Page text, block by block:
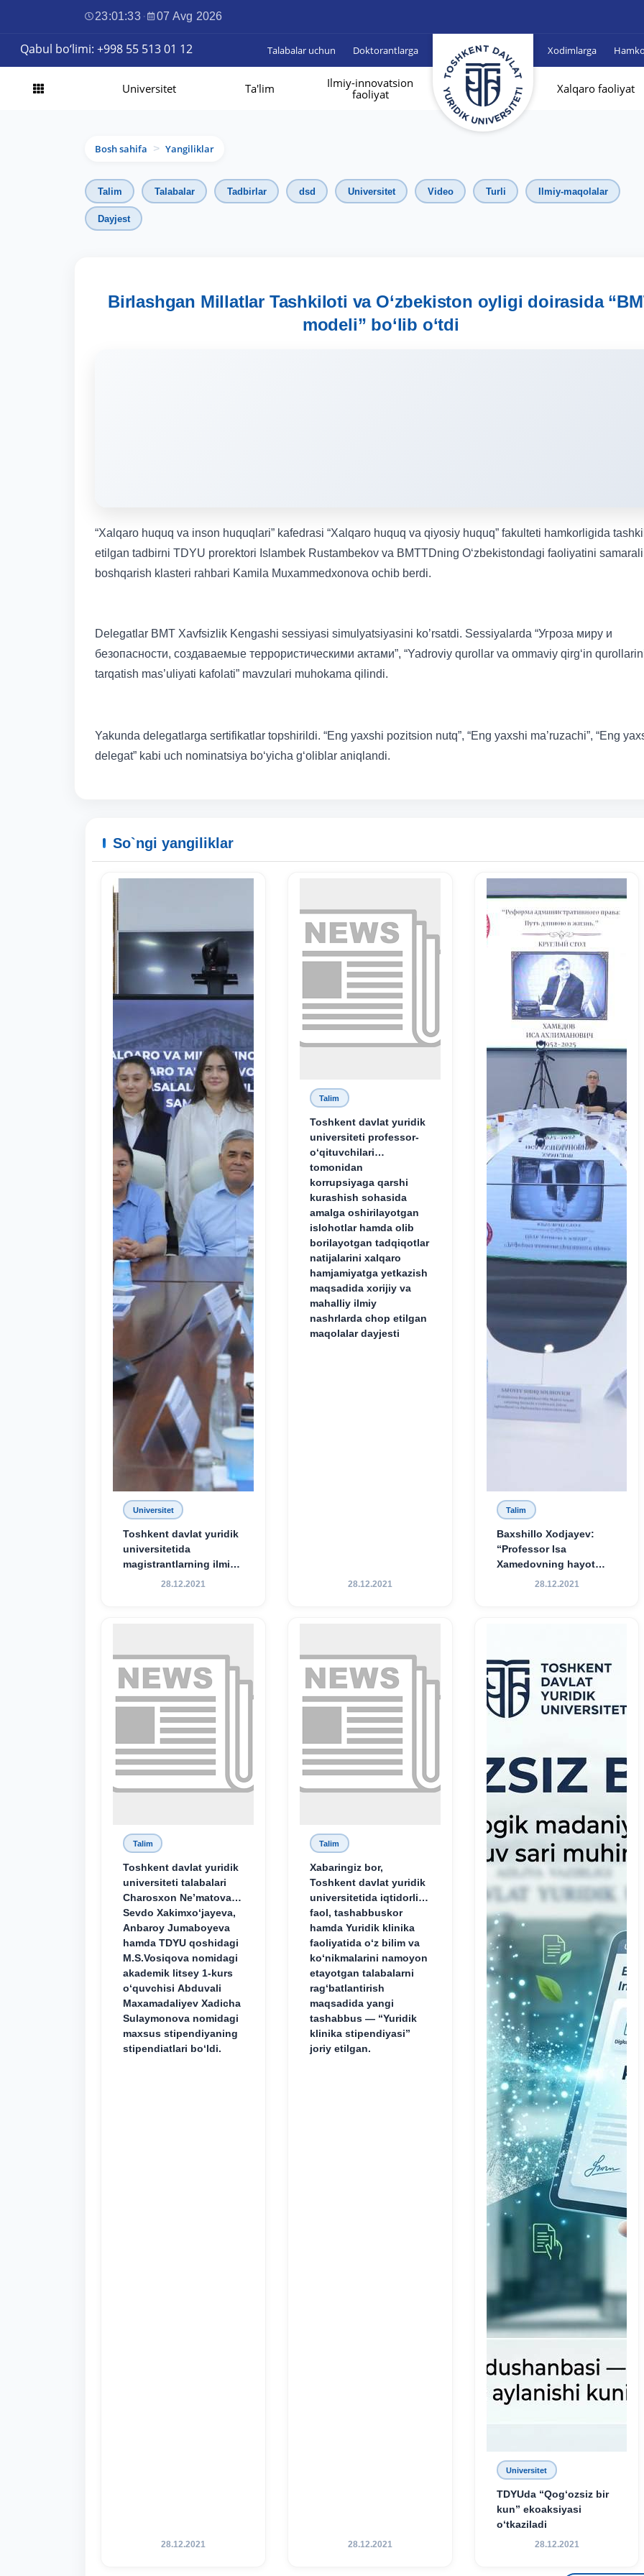
23:01:34 · 07 Avg 2026
Qabul bo‘limi: +998 55 513 01 12 Talabalar uchun Doktorantlarga Xodimlarga
Universitet Ta'lim
Ilmiy-innovatsion
faoliyat
Xalqaro faoliyat
Bosh sahifa > Yangiliklar
Talim Talabalar Tadbirlar dsd Universitet Video Turli Ilmiy-maqolalar
Dayjest
Birlashgan Millatlar Tashkiloti va O‘zbekiston oyligi doirasida
modeli” bo‘lib o‘tdi
“Xalqaro huquq va inson huquqlari” kafedrasi “Xalqaro huquq va qiyosiy huquq” fakulteti hamkorligida tashkil
etilgan tadbirni TDYU prorektori Islambek Rustambekov va BMTTDning O‘zbekistondagi faoliyatini samarali
boshqarish klasteri rahbari Kamila Muxammedxonova ochib berdi.
Delegatlar BMT Xavfsizlik Kengashi sessiyasi simulyatsiyasini ko’rsatdi. Sessiyalarda “Угроза миру и
безопасности, создаваемые террористическими актами”, “Yadroviy qurollar va ommaviy qirg‘in
tarqatish mas’uliyati kafolati” mavzulari muhokama qilindi.
Yakunda delegatlarga sertifikatlar topshirildi. “Eng yaxshi pozitsion nutq”, “Eng yaxshi ma’ruzachi”, “Eng
delegat” kabi uch nominatsiya bo‘yicha g‘oliblar aniqlandi.
So`ngi yangiliklar
Universitet
Toshkent davlat yuridik
universitetida
magistrantlarning ilmiy-
amaliy konferensiyasi
28.12.2021
Talim
Toshkent davlat yuridik
universiteti professor-
o‘qituvchilari
tomonidan
korrupsiyaga qarshi
kurashish sohasida
amalga oshirilayotgan
islohotlar hamda olib
borilayotgan tadqiqotlar
natijalarini xalqaro
hamjamiyatga yetkazish
maqsadida xorijiy va
mahalliy ilmiy
nashrlarda chop etilgan
maqolalar dayjesti
28.12.2021
Talim
Baxshillo Xodjayev:
“Professor Isa
Xamedovning hayot
yo‘li — ilm-fanga,
28.12.2021
Talim
Toshkent davlat yuridik
universiteti talabalari
Charosxon Ne’matova,
Sevdo Xakimxo‘jayeva,
Anbaroy Jumaboyeva
hamda TDYU qoshidagi
M.S.Vosiqova nomidagi
akademik litsey 1-kurs
o‘quvchisi Abduvali
Maxamadaliyev Xadicha
Sulaymonova nomidagi
maxsus stipendiyaning
stipendiatlari bo‘ldi.
28.12.2021
Talim
Xabaringiz bor,
Toshkent davlat yuridik
universitetida iqtidorli,
faol, tashabbuskor
hamda Yuridik klinika
faoliyatida o‘z bilim va
ko‘nikmalarini namoyon
etayotgan talabalarni
rag‘batlantirish
maqsadida yangi
tashabbus — “Yuridik
klinika stipendiyasi”
joriy etilgan.
28.12.2021
Universitet
TDYUda “Qog‘ozsiz bir
kun” ekoaksiyasi
o‘tkaziladi
28.12.2021